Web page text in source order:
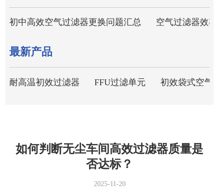
初中高效空气过滤器更换问题汇总 空气过滤器效
最新产品
耐高温初效过滤器 FFU过滤单元 初效袋式空气
如何判断无尘车间高效过滤器质量是
否达标？
2025-11-20